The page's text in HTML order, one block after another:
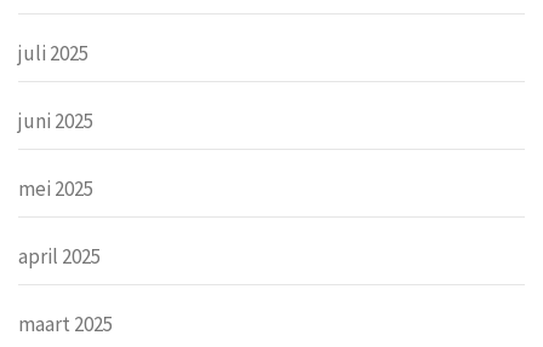
juli 2025
juni 2025
mei 2025
april 2025
maart 2025